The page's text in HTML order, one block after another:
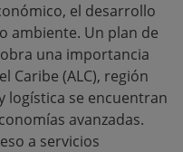
el desarrollo
ambiente. Un plan de
una importancia
Caribe (ALC), región
logística se encuentran
avanzadas.
a servicios